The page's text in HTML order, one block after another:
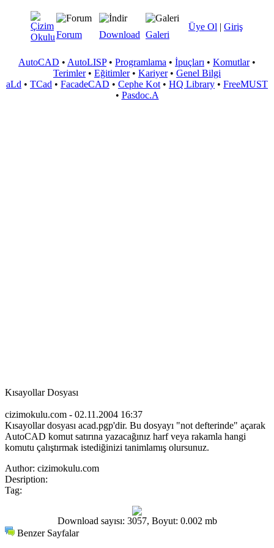
Üye Ol | Giriş
Forum Download Galeri
AutoCAD • AutoLISP• Programlama • İpuçları • Komutlar•
Terimler• Eğitimler• Kariyer• Genel Bilgi
aLd • TCad • FacadeCAD • Cephe Kot • HQ Library • FreeMUST
• Pasdoc.A
Kısayollar Dosyası
cizimokulu.com - 02.11.2004 16:37
Kısayollar dosyası acad.pgp'dir. Bu dosyayı "not defterinde" açarak
AutoCAD komut satırına yazacağınız harf veya rakamla hangi
komutu çalıştırmak istediğinizi tanimlamış olursunuz.
Author: cizimokulu.com
Desription:
Tag:
Download sayısı: 3057, Boyut: 0.002 mb
Benzer Sayfalar